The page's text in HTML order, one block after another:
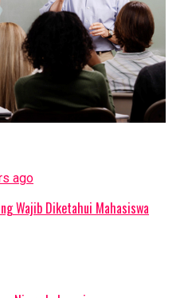
ago
Wajib Diketahui Mahasiswa